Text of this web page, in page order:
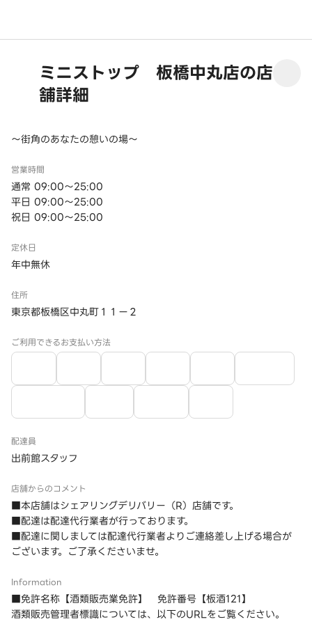
ミニストップ 板橋中丸店の店
舗詳細
～街角のあなたの憩いの場～
営業時間
通常 09:00～25:00
平日 09:00～25:00
祝日 09:00～25:00
定休日
年中無休
住所
東京都板橋区中丸町１１ー２
ご利用できるお支払い方法
配達員
出前館スタッフ
店舗からのコメント
■本店舗はシェアリングデリバリー（R）店舗です。
■配達は配達代行業者が行っております。
■配達に関しましては配達代行業者よりご連絡差し上げる場合が
ございます。ご了承くださいませ。
Information
■免許名称【酒類販売業免許】 免許番号【板酒121】
酒類販売管理者標識については、以下のURLをご覧ください。